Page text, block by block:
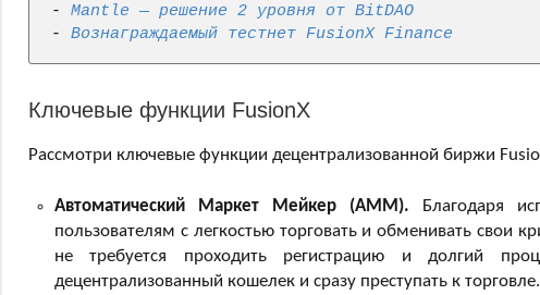
- Mantle — решение 2 уровня от BitDAO
- Вознаграждаемый тестнет FusionX Finance
Ключевые функции FusionX
Рассмотри ключевые функции децентрализованной биржи
Автоматический Маркет Мейкер (AMM). Благодаря
пользователям с легкостью торговать и обменивать свои
не требуется проходить регистрацию и долгий
децентрализованный кошелек и сразу преступать к торговле.